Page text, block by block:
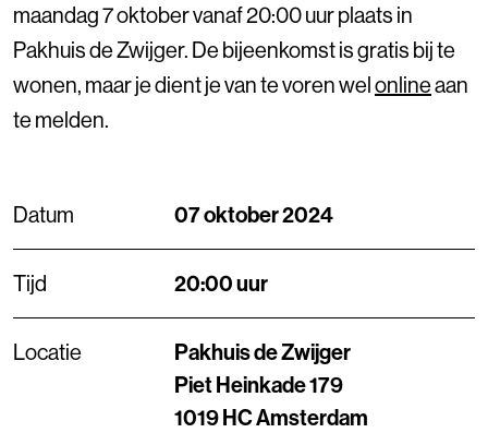
maandag 7 oktober vanaf 20:00 uur plaats in
Pakhuis de Zwijger. De bijeenkomst is gratis bij te
wonen, maar je dient je van te voren welonlineaan
te melden.
Datum 07 oktober 2024
Tijd 20:00 uur
Locatie
Pakhuis de Zwijger
Piet Heinkade 179
1019 HC Amsterdam